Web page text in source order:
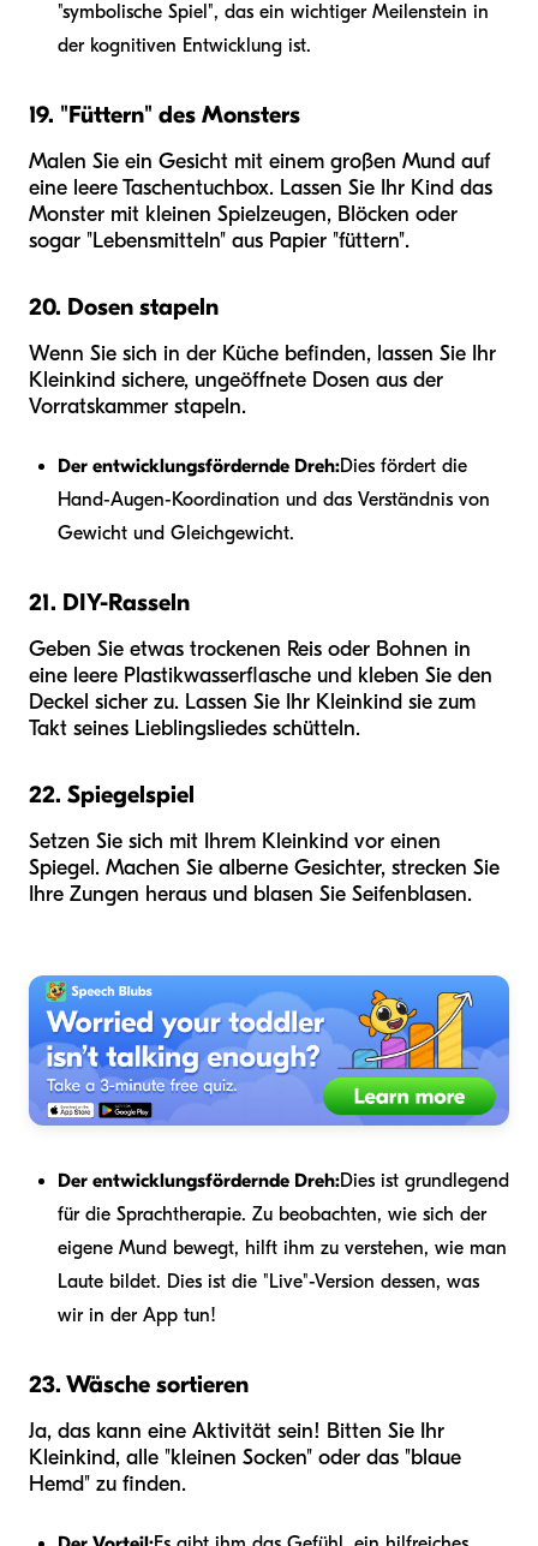
"symbolische Spiel", das ein wichtiger Meilenstein in
der kognitiven Entwicklung ist.
19. "Füttern" des Monsters
Malen Sie ein Gesicht mit einem großen Mund auf
eine leere Taschentuchbox. Lassen Sie Ihr Kind das
Monster mit kleinen Spielzeugen, Blöcken oder
sogar "Lebensmitteln" aus Papier "füttern".
20. Dosen stapeln
Wenn Sie sich in der Küche befinden, lassen Sie Ihr
Kleinkind sichere, ungeöffnete Dosen aus der
Vorratskammer stapeln.
Der entwicklungsfördernde Dreh:Dies fördert die
Hand-Augen-Koordination und das Verständnis von
Gewicht und Gleichgewicht.
21. DIY-Rasseln
Geben Sie etwas trockenen Reis oder Bohnen in
eine leere Plastikwasserflasche und kleben Sie den
Deckel sicher zu. Lassen Sie Ihr Kleinkind sie zum
Takt seines Lieblingsliedes schütteln.
22. Spiegelspiel
Setzen Sie sich mit Ihrem Kleinkind vor einen
Spiegel. Machen Sie alberne Gesichter, strecken Sie
Ihre Zungen heraus und blasen Sie Seifenblasen.
Der entwicklungsfördernde Dreh:Dies ist grundlegend
für die Sprachtherapie. Zu beobachten, wie sich der
eigene Mund bewegt, hilft ihm zu verstehen, wie man
Laute bildet. Dies ist die "Live"-Version dessen, was
wir in der App tun!
23. Wäsche sortieren
Ja, das kann eine Aktivität sein! Bitten Sie Ihr
Kleinkind, alle "kleinen Socken" oder das "blaue
Hemd" zu finden.